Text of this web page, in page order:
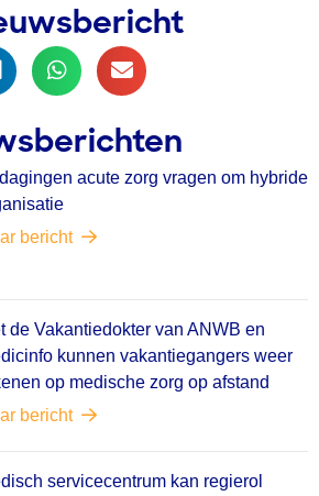
acute zorg vragen om hybride
bericht
de Vakantiedokter van ANWB en
kunnen vakantiegangers weer
op medische zorg op afstand
bericht
servicecentrum kan regierol